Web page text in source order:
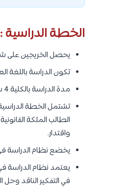
الخطة الدراسية :
يحصل الخريجين على
تكون الدراسة باللغة
مدة الدراسة بالكلية 4 سنوات تقسم إلى فصول دراسية مدة كل منها 16 أسبوع.
تشتمل الخطة الدراسية
الطالب الملكة
واقتدار.
يخضع نظام الدراسة في
يعتمد نظام الدراسة
في التفكير الناقد